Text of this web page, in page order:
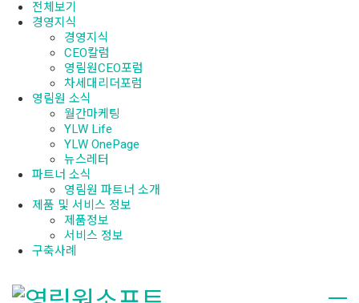
전체보기
경영지식
경영지식
CEO칼럼
영림원CEO포럼
차세대리더포럼
영림원 소식
월간마케팅
YLW Life
YLW OnePage
뉴스레터
파트너 소식
영림원 파트너 소개
제품 및 서비스 정보
제품정보
서비스 정보
구축사례